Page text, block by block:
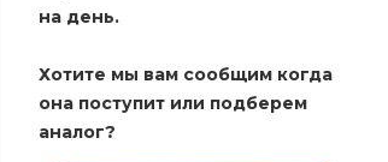
на день.
Хотите мы вам сообщим когда
она поступит или подберем
аналог?